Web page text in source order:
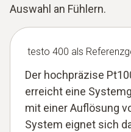
Auswahl an Fühlern.
testo 400 als
Der hochpräzise
erreicht eine
mit einer Auflösung
System eignet sich